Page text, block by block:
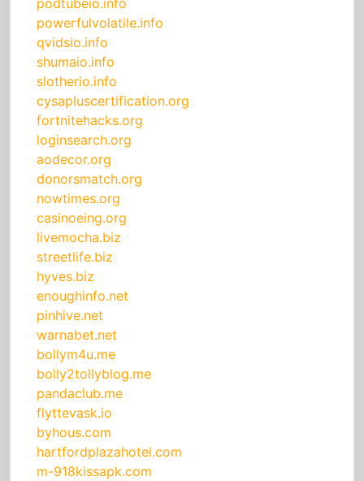
podtubeio.info
powerfulvolatile.info
qvidsio.info
shumaio.info
slotherio.info
cysapluscertification.org
fortnitehacks.org
loginsearch.org
aodecor.org
donorsmatch.org
nowtimes.org
casinoeing.org
livemocha.biz
streetlife.biz
hyves.biz
enoughinfo.net
pinhive.net
warnabet.net
bollym4u.me
bolly2tollyblog.me
pandaclub.me
flyttevask.io
byhous.com
hartfordplazahotel.com
m-918kissapk.com